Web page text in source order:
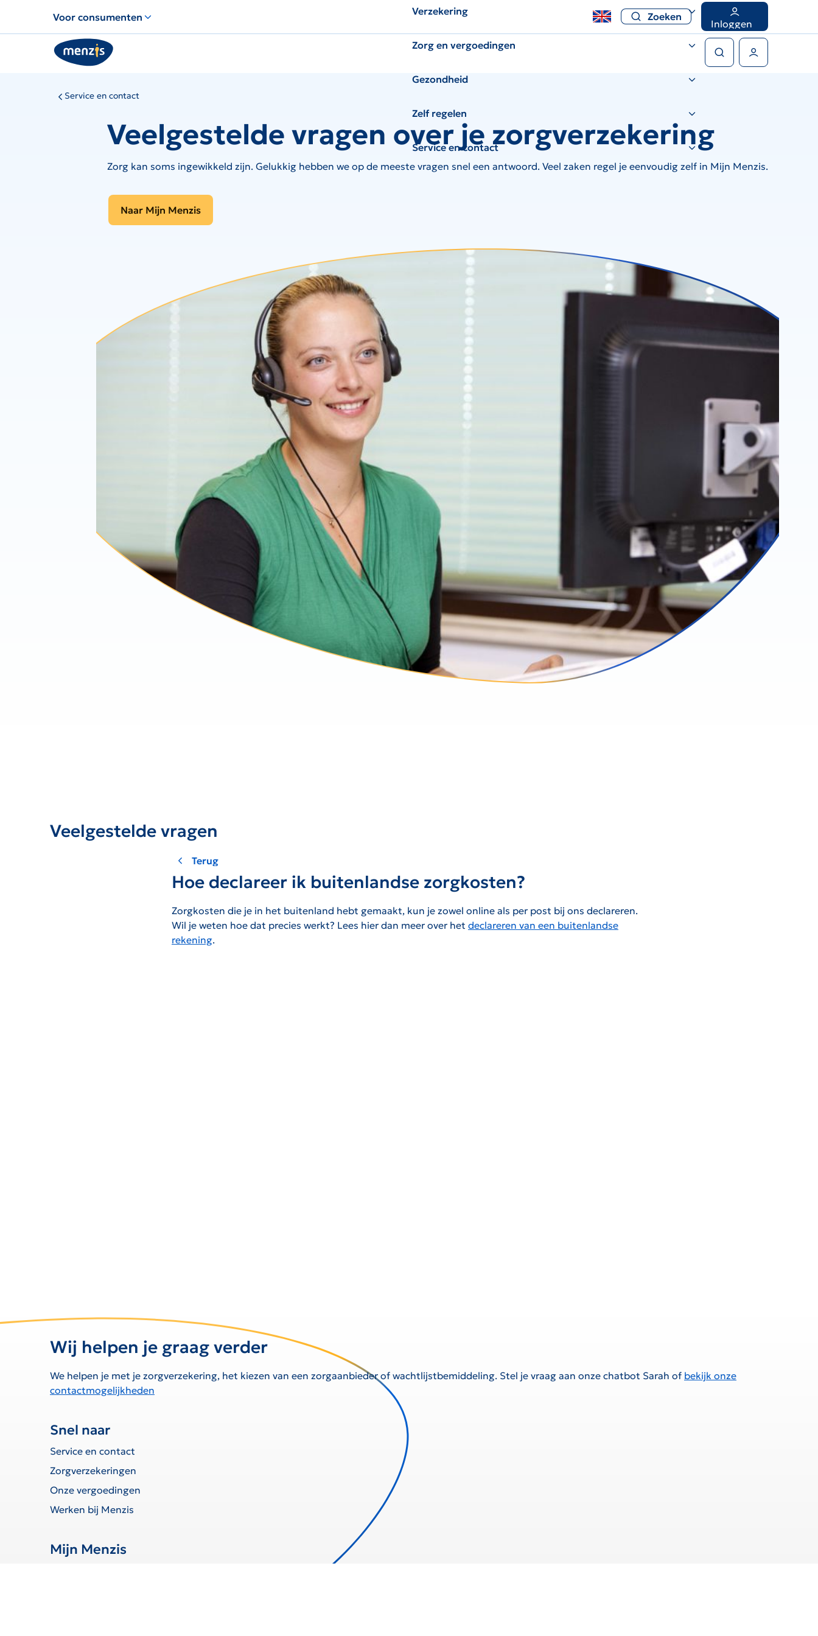
voor
snelle
navigatie
Voor consumenten Zoeken
Inloggen
Verzekering
Zorg en vergoedingen
Gezondheid
Zelf regelen
Service en contact
Service en contact
Veelgestelde vragen over je zorgverzekering
Zorg kan soms ingewikkeld zijn. Gelukkig hebben we op de meeste vragen snel een antwoord. Veel zaken regel je eenvoudig zelf in Mijn Menzis.
Naar Mijn Menzis
Veelgestelde vragen
Terug
Hoe declareer ik buitenlandse zorgkosten?
Zorgkosten die je in het buitenland hebt gemaakt, kun je zowel online als per post bij ons declareren.
Wil je weten hoe dat precies werkt? Lees hier dan meer over het declareren van een buitenlandse
rekening.
Wij helpen je graag verder
We helpen je met je zorgverzekering, het kiezen van een zorgaanbieder of wachtlijstbemiddeling. Stel je vraag aan onze chatbot Sarah of bekijk onze
contactmogelijkheden
Snel naar
Service en contact
Zorgverzekeringen
Onze vergoedingen
Werken bij Menzis
Mijn Menzis